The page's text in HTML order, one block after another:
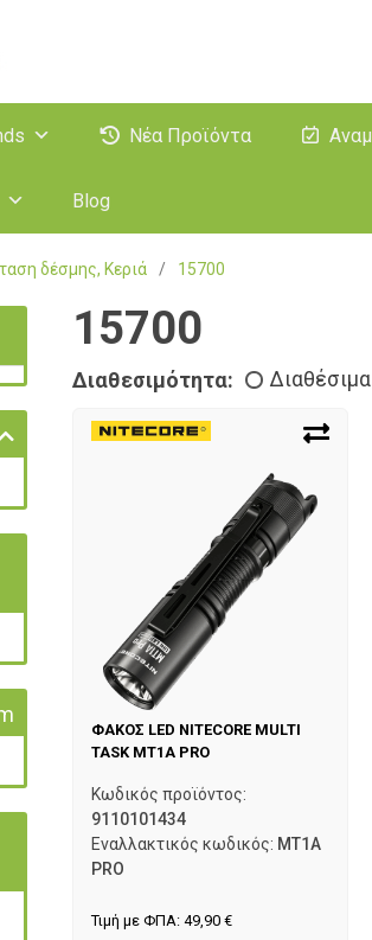
Νέα Προϊόντα
Blog
δέσμης, Κεριά / 15700
15700
Διαθεσιμότητα: Διαθέσιμα
ΦΑΚΟΣ LED NITECORE MULTI
TASK MT1A PRO
Κωδικός προϊόντος:
9110101434
Εναλλακτικός κωδικός: MT1A
PRO
Τιμή με ΦΠΑ: 49,90 €